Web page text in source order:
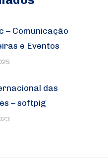
– Comunicação
e Eventos
das
– softpig